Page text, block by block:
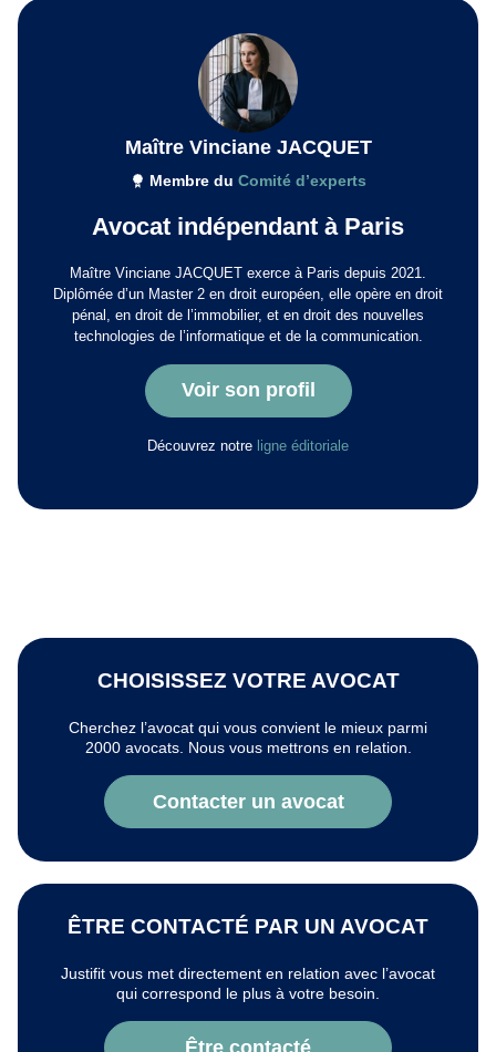
Maître Vinciane JACQUET
Membre du Comité d’experts
Avocat indépendant à Paris
Maître Vinciane JACQUET exerce à Paris depuis 2021.
Diplômée d’un Master 2 en droit européen, elle opère en droit
pénal, en droit de l’immobilier, et en droit des nouvelles
technologies de l’informatique et de la communication.
Voir son profil
Découvrez notre ligne éditoriale
CHOISISSEZ VOTRE AVOCAT
Cherchez l’avocat qui vous convient le mieux parmi
2000 avocats. Nous vous mettrons en relation.
Contacter un avocat
ÊTRE CONTACTÉ PAR UN AVOCAT
Justifit vous met directement en relation avec l’avocat
qui correspond le plus à votre besoin.
Être contacté